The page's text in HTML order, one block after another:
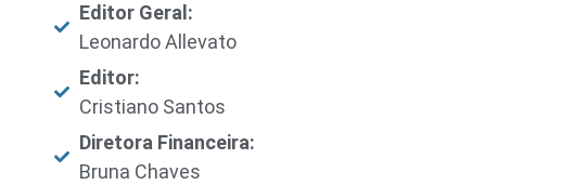
Editor Geral:
Leonardo Allevato
Editor:
Cristiano Santos
Diretora Financeira:
Bruna Chaves